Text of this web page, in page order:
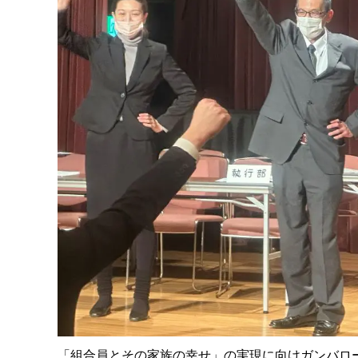
「組合員とその家族の幸せ」の実現に向けガンバロ